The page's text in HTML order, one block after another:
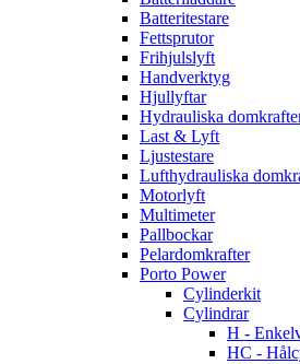
Batteritestare
Fettsprutor
Frihjulslyft
Handverktyg
Hjullyftar
Hydrauliska
Last & Lyft
Ljustestare
Lufthydrauliska
Motorlyft
Multimeter
Pallbockar
Pelardomkrafter
Porto Power
Cylinderkit
Cylindrar
H -
HC -